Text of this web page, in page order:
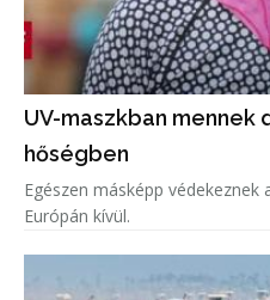
UV-maszkban mennek
hőségben
Egészen másképp
Európán kívül.